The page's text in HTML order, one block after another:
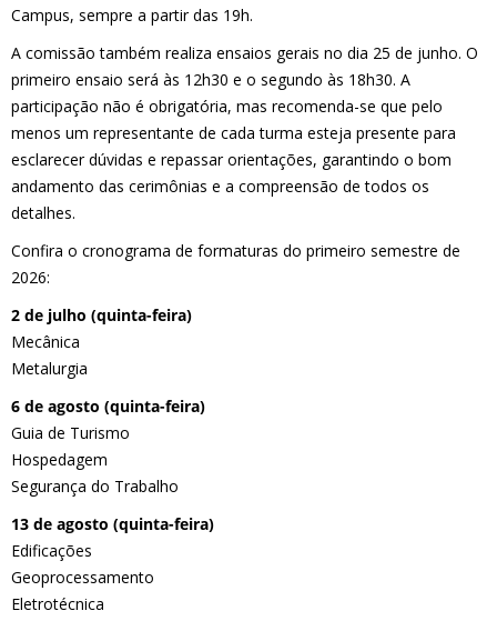
Campus, sempre a partir das 19h.
A comissão também realiza ensaios gerais no dia 25 de junho. O
primeiro ensaio será às 12h30 e o segundo às 18h30. A
participação não é obrigatória, mas recomenda-se que pelo
menos um representante de cada turma esteja presente para
esclarecer dúvidas e repassar orientações, garantindo o bom
andamento das cerimônias e a compreensão de todos os
detalhes.
Confira o cronograma de formaturas do primeiro semestre de
2026:
2 de julho (quinta-feira)
Mecânica
Metalurgia
6 de agosto (quinta-feira)
Guia de Turismo
Hospedagem
Segurança do Trabalho
13 de agosto (quinta-feira)
Edificações
Geoprocessamento
Eletrotécnica